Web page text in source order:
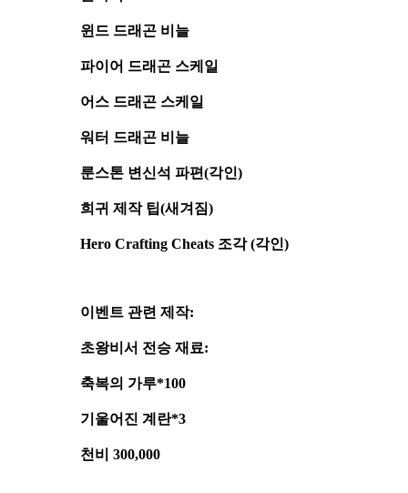
윈드 드래곤 비늘
파이어 드래곤 스케일
어스 드래곤 스케일
워터 드래곤 비늘
룬스톤 변신석 파편(각인)
희귀 제작 팁(새겨짐)
Hero Crafting Cheats 조각 (각인)
이벤트 관련 제작:
초왕비서 전승 재료:
축복의 가루*100
기울어진 계란*3
천비 300,000